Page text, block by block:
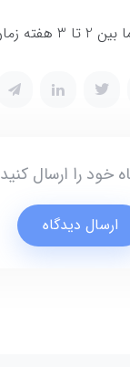
می‌برد.
خود را ارسال کنید
ارسال دیدگاه